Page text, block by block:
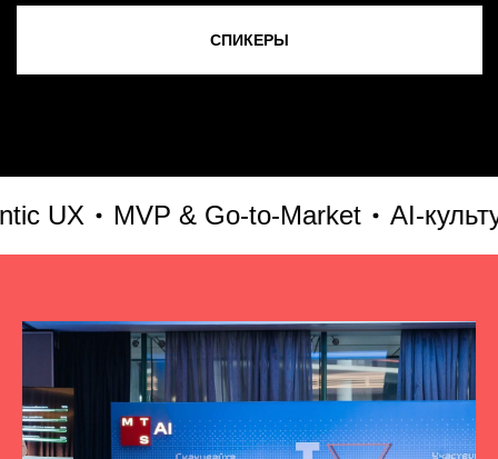
MVP & Go-to-Market AI-культура